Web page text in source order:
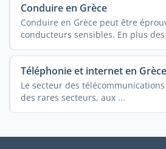
Conduire en Grèce
Conduire en Grèce peut être
conducteurs sensibles. En plus des
Téléphonie et internet en Grèce
Le secteur des
des rares secteurs, aux ...